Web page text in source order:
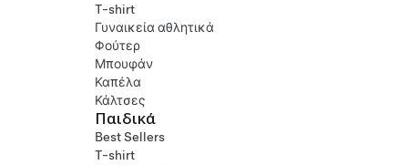
T-shirt
Γυναικεία αθλητικά
Φούτερ
Μπουφάν
Καπέλα
Κάλτσες
Παιδικά
Best Sellers
T-shirt